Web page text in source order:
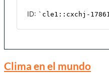
Clima en el mundo